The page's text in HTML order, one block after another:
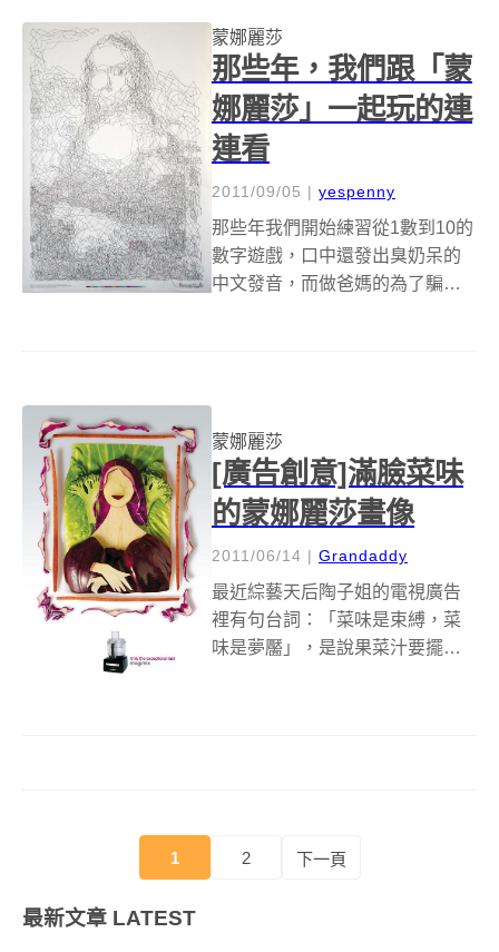
&nbsp;&nbsp; 德國知名的筆業廠
商Fa...
蒙娜麗莎
那些年，我們跟「蒙
娜麗莎」一起玩的連
連看
2011/09/05 | yespenny
那些年我們開始練習從1數到10的
數字遊戲，口中還發出臭奶呆的
中文發音，而做爸媽的為了騙引
連起來，就可以...
蒙娜麗莎
[廣告創意]滿臉菜味
的蒙娜麗莎畫像
2011/06/14 | Grandaddy
最近綜藝天后陶子姐的電視廣告
裡有句台詞：「菜味是束縛，菜
味是夢靨」，是說果菜汁要擺脫
1 2 下一頁
最新文章 LATEST